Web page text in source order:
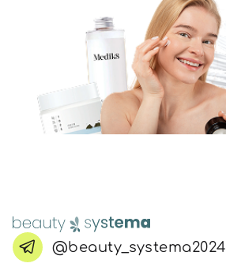
@beauty_systema2024